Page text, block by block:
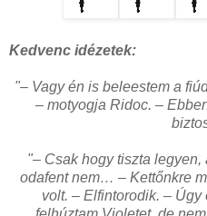
Kedvenc idézetek:
"– Vagy én is beleestem a
– motyogja Ridoc. –
"– Csak hogy tiszta
odafent nem… – Kettőnkre
volt. – Elfintorodik. – Úgy